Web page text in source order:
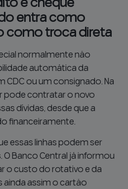
entra como
como troca direta
normalmente não
automática da
CDC ou um consignado. Na
pode contratar o novo
dívidas, desde que a
financeiramente.
essas linhas podem ser
Banco Central já informou
o custo do rotativo e da
ainda assim o cartão